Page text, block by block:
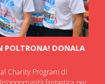
DONALA
Charity Program di